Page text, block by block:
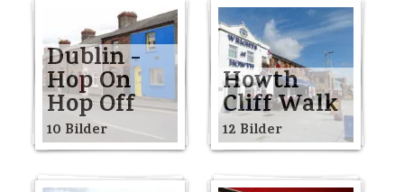
Dublin -
Hop On
Hop Off
10 Bilder
Howth
Cliff Walk
12 Bilder